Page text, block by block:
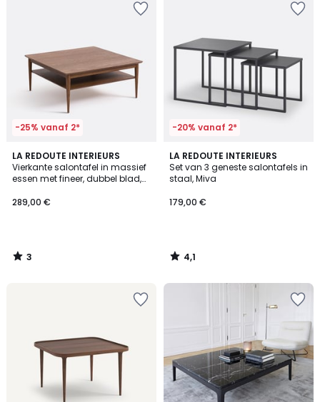
-25% vanaf 2*
LA REDOUTE INTERIEURS
Vierkante salontafel in massief
essen met fineer, dubbel blad,
289,00 €
3
/
5
3
/
-20% vanaf 2*
LA REDOUTE INTERIEURS
Set van 3 geneste salontafels in
staal, Miva
179,00 €
4,1
/ 5
4,1
/